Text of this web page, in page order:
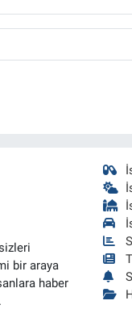
bir araya
haber